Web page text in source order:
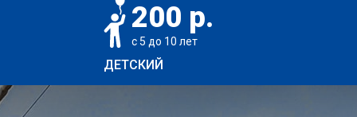
200 р.
с 5 до 10 лет
ДЕТСКИЙ